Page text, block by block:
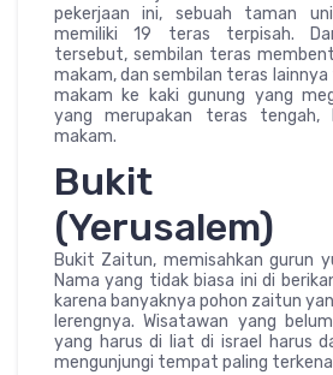
pekerjaan ini, sebuah taman
memiliki 19 teras terpisah.
tersebut, sembilan teras
makam, dan sembilan teras
makam ke kaki gunung yang
yang merupakan teras tengah,
makam.
Bukit
(Yerusalem)
Bukit Zaitun, memisahkan gurun
Nama yang tidak biasa ini di
karena banyaknya pohon zaitun
lerengnya. Wisatawan yang
yang harus di liat di israel harus
mengunjungi tempat paling